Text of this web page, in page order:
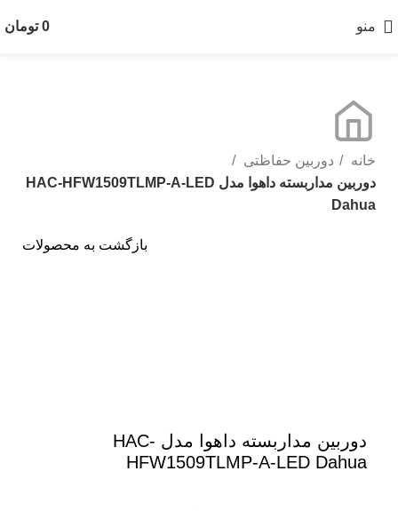
منو 0 تومان
خانه
دوربین حفاظتی
دوربین مداربسته داهوا مدل HAC-HFW1509TLMP-A-LED
Dahua
بازگشت به محصولات
دوربین مداربسته داهوا مدل HAC-
HFW1509TLMP-A-LED Dahua